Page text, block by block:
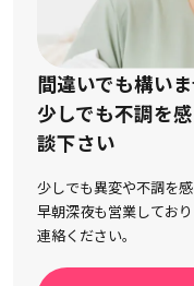
間違いでも構いま
少しでも不調を
談下さい
少しでも異変や不調を
早朝深夜も営業してお
連絡ください。